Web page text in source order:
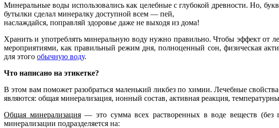
Минеральные воды использовались как целебные с глубокой древности. Но,
бутылки сделал минералку доступной всем — пей,
наслаждайся, поправляй здоровье даже не выходя из дома!
Хранить и употреблять минеральную воду нужно правильно. Чтобы эффект от
мероприятиями, как правильный режим дня, полноценный сон, физическая
для этого обычную воду.
Что написано на этикетке?
В этом вам поможет разобраться маленький ликбез по химии. Лечебные
являются: общая минерализация, ионный состав, активная реакция,
Общая минерализация— это сумма всех растворенных в воде веществ (без
минерализации подразделяется на: